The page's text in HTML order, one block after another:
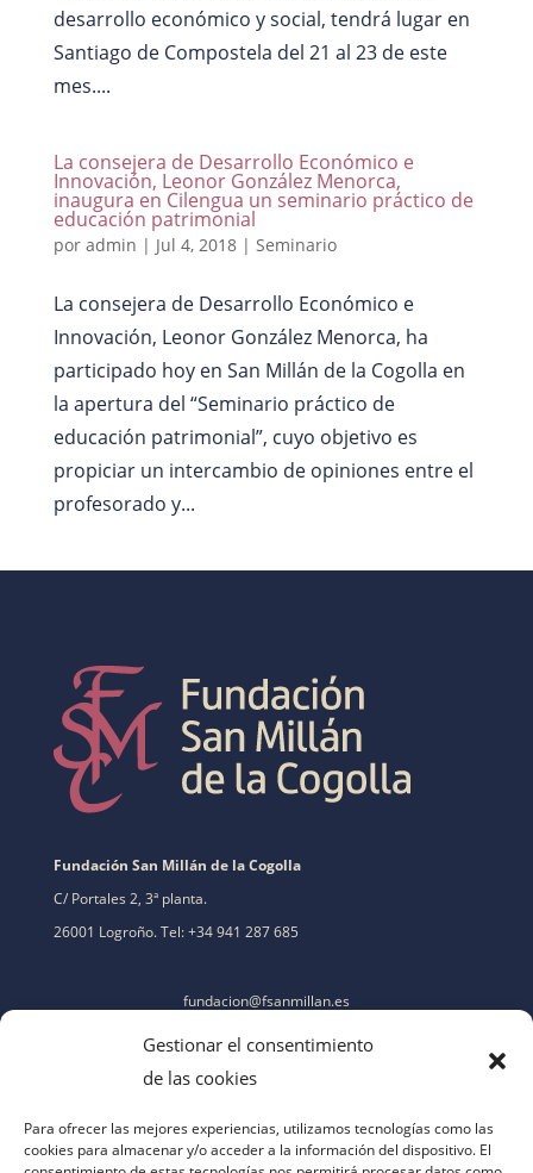
Gestionar el consentimiento
de las cookies
Para ofrecer las mejores experiencias, utilizamos tecnologías como las
cookies para almacenar y/o acceder a la información del dispositivo. El
desarrollo económico y social, tendrá lugar en
Santiago de Compostela del 21 al 23 de este
mes....
La consejera de Desarrollo Económico e
Innovación, Leonor González Menorca,
inaugura en Cilengua un seminario práctico de
educación patrimonial
por admin | Jul 4, 2018| Seminario
La consejera de Desarrollo Económico e
Innovación, Leonor González Menorca, ha
participado hoy en San Millán de la Cogolla en
la apertura del “Seminario práctico de
educación patrimonial”, cuyo objetivo es
propiciar un intercambio de opiniones entre el
profesorado y...
Fundación San Millán de la Cogolla
C/ Portales 2, 3ª planta.
26001 Logroño. Tel: +34 941 287 685
fundacion@fsanmillan.es